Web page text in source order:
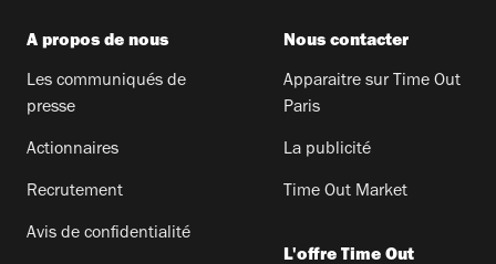
A propos de nous
Les communiqués de
presse
Actionnaires
Recrutement
Avis de confidentialité
Nous contacter
Apparaitre sur Time Out
Paris
La publicité
Time Out Market
L'offre Time Out